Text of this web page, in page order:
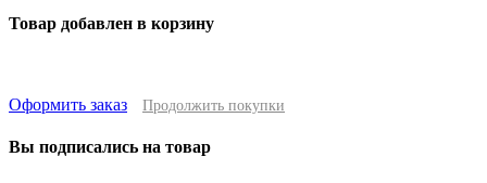
Товар добавлен в корзину
Оформить заказ Продолжить покупки
Вы подписались на товар